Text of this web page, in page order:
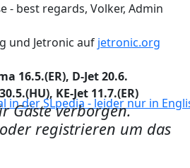
der SLpedia - leider nur in
- best regards, Volker, Admin
und Jetronic auf jetronic.org
16.5.(ER), D-Jet 20.6.
KE-Jet 11.7.(ER)
Gäste verborgen.
registrieren um das